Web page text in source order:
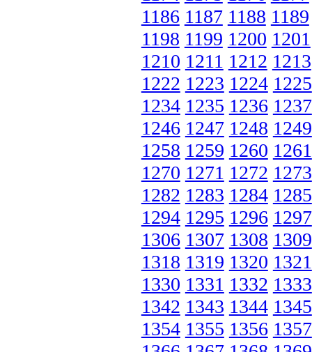
1186 1187 1188 1189
1198 1199 1200 1201
1210 1211 1212 1213
1222 1223 1224 1225
1234 1235 1236 1237
1246 1247 1248 1249
1258 1259 1260 1261
1270 1271 1272 1273
1282 1283 1284 1285
1294 1295 1296 1297
1306 1307 1308 1309
1318 1319 1320 1321
1330 1331 1332 1333
1342 1343 1344 1345
1354 1355 1356 1357